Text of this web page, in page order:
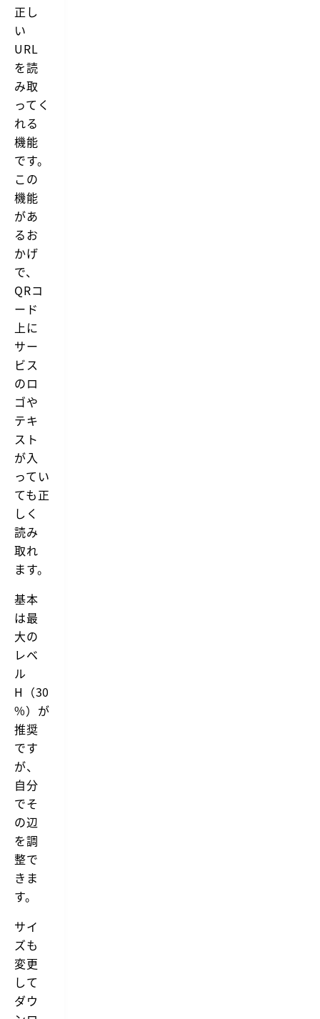
正し
い
URL
を読
み取
ってく
れる
機能
です。
この
機能
があ
るお
かげ
で、
QRコ
ード
上に
サー
ビス
のロ
ゴや
テキ
スト
が入
ってい
ても正
しく
読み
取れ
ます。
基本
は最
大の
レベ
ル
H（30
%）が
推奨
です
が、
自分
でそ
の辺
を調
整で
きま
す。
サイ
ズも
変更
して
ダウ